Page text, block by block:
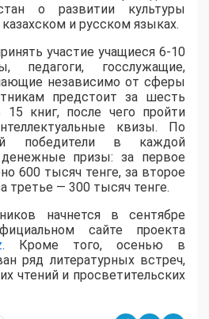
о развитии культуры
и русском языках.
участие учащиеся 6-10
педагоги, госслужащие,
независимо от сферы
предстоит за шесть
15 книг, после чего пройти
квизы. По
победители в каждой
денежные призы: за первое
600 тысяч тенге, за второе
третье — 300 тысяч тенге.
начнется в сентябре
сайте проекта
. Кроме того, осенью в
ряд литературных встреч,
чтений и просветительских